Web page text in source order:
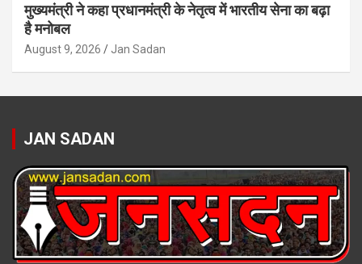
मुख्यमंत्री ने कहा प्रधानमंत्री के नेतृत्व में भारतीय सेना का बढ़ा
है मनोबल
August 9, 2026 Jan Sadan
JAN SADAN